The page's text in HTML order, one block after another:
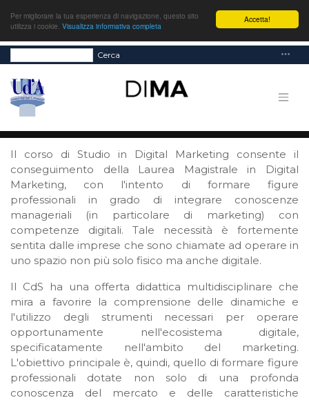
Accetta!
Per migliorare la tua esperienza di navigazione, questo sito
utilizza i cookie. Visualizza informativa completa
Cerca
Il corso di Studio in Digital Marketing consente il
conseguimento della Laurea Magistrale in Digital
Marketing, con l'intento di formare figure
professionali in grado di integrare conoscenze
manageriali (in particolare di marketing) con
competenze digitali. Tale necessità è fortemente
sentita dalle imprese che sono chiamate ad operare in
uno spazio non più solo fisico ma anche digitale.
Il CdS ha una offerta didattica multidisciplinare che
mira a favorire la comprensione delle dinamiche e
l'utilizzo degli strumenti necessari per operare
opportunamente nell'ecosistema digitale,
specificatamente nell'ambito del marketing.
L'obiettivo principale è, quindi, quello di formare figure
professionali dotate non solo di una profonda
conoscenza del mercato e delle caratteristiche